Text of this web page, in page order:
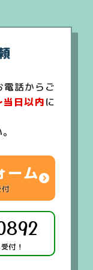
電話からご
当日以内に
ーム
付
付！